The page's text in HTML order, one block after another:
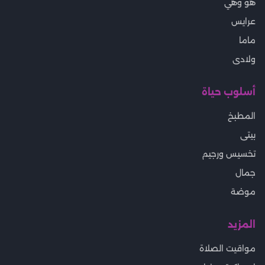
هو وهي
عرايس
ماما
ولادى
أسلوب حياة
المطبخ
بيتى
تخسيس ورجيم
جمال
موضة
المزيد
مواقيت الصلاة